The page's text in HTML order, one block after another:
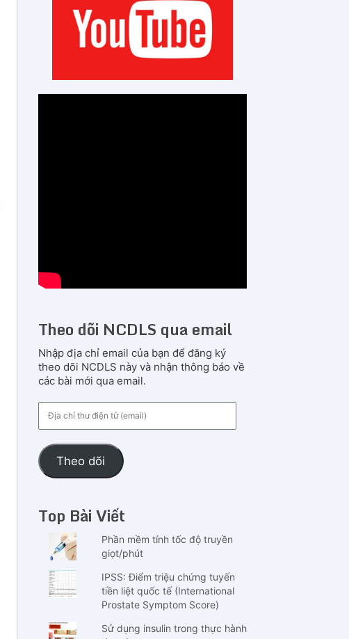
Theo dõi NCDLS qua email
Nhập địa chỉ email của bạn để đăng ký
theo dõi NCDLS này và nhận thông báo về
các bài mới qua email.
chỉ
điện
tử
(email)
Theo dõi
Top Bài Viết
Phần mềm tính tốc độ truyền
giọt/phút
IPSS: Điểm triệu chứng tuyến
tiền liệt quốc tế (International
Prostate Symptom Score)
Sử dụng insulin trong thực hành